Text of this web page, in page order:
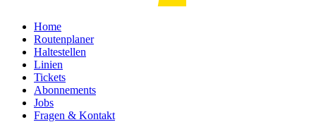
Home
Routenplaner
Haltestellen
Linien
Tickets
Abonnements
Jobs
Fragen & Kontakt